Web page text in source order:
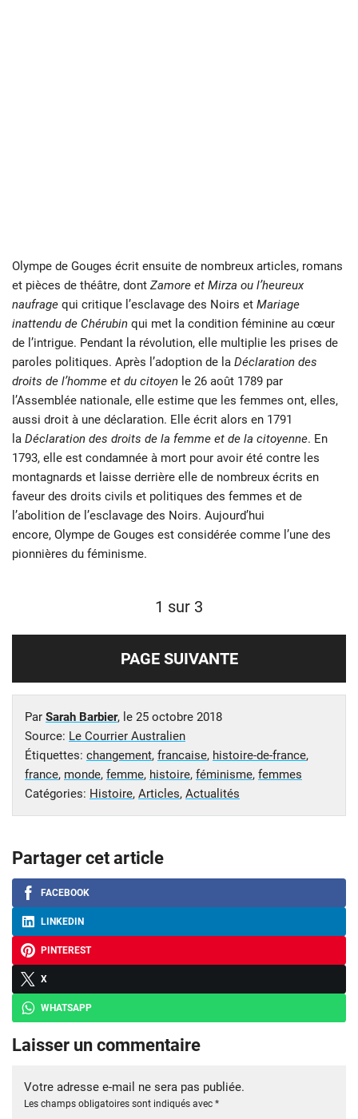
Olympe de Gouges écrit ensuite de nombreux articles, romans
et pièces de théâtre, dont Zamore et Mirza ou l’heureux
naufrage qui critique l’esclavage des Noirs et Mariage
inattendu de Chérubin qui met la condition féminine au cœur
de l’intrigue. Pendant la révolution, elle multiplie les prises de
paroles politiques. Après l’adoption de la Déclaration des
droits de l’homme et du citoyen le 26 août 1789 par
l’Assemblée nationale, elle estime que les femmes ont, elles,
aussi droit à une déclaration. Elle écrit alors en 1791
la Déclaration des droits de la femme et de la citoyenne. En
1793, elle est condamnée à mort pour avoir été contre les
montagnards et laisse derrière elle de nombreux écrits en
faveur des droits civils et politiques des femmes et de
l’abolition de l’esclavage des Noirs. Aujourd’hui
encore, Olympe de Gouges est considérée comme l’une des
pionnières du féminisme.
1 sur 3
PAGE SUIVANTE
Par Sarah Barbier, le 25 octobre 2018
Source: Le Courrier Australien
Étiquettes: changement, francaise, histoire-de-france,
france, monde, femme, histoire, féminisme, femmes
Catégories: Histoire, Articles, Actualités
Partager cet article
FACEBOOK
LINKEDIN
PINTEREST
X
WHATSAPP
Laisser un commentaire
Votre adresse e-mail ne sera pas publiée.
Les champs obligatoires sont indiqués avec *